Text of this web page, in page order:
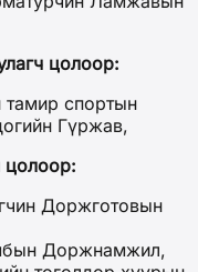
цолоор:
тамир спортын
Гүржав,
цолоор:
Доржготовын
Доржнамжил,